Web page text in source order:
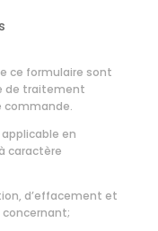
ce formulaire sont
de traitement
commande.
en
caractère
d’effacement et